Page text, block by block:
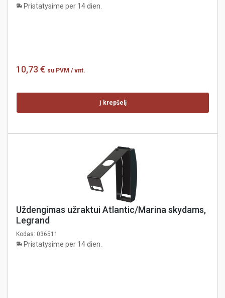
Pristatysime per 14 dien.
10,73 € su PVM / vnt.
Į krepšelį
Uždengimas užraktui Atlantic/Marina skydams,
Legrand
Kodas: 036511
Pristatysime per 14 dien.